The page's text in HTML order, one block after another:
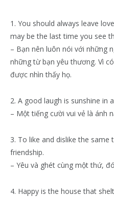
1. You should always leave
may be the last time you see
– Bạn nên luôn nói với những
những từ bạn yêu thương. Vì
được nhìn thấy họ.
2. A good laugh is sunshine in
– Một tiếng cười vui vẻ là ánh
3. To like and dislike the same
friendship.
– Yêu và ghét cùng một thứ,
4. Happy is the house that